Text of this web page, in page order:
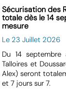
Sécurisation des
totale dès le 14
mesure
Le 23 Juillet 2026
Du 14
Talloires et
Alex) seront
et 7 jours sur 7.